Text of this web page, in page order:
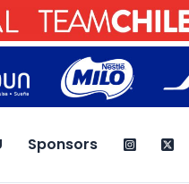
Sponsors